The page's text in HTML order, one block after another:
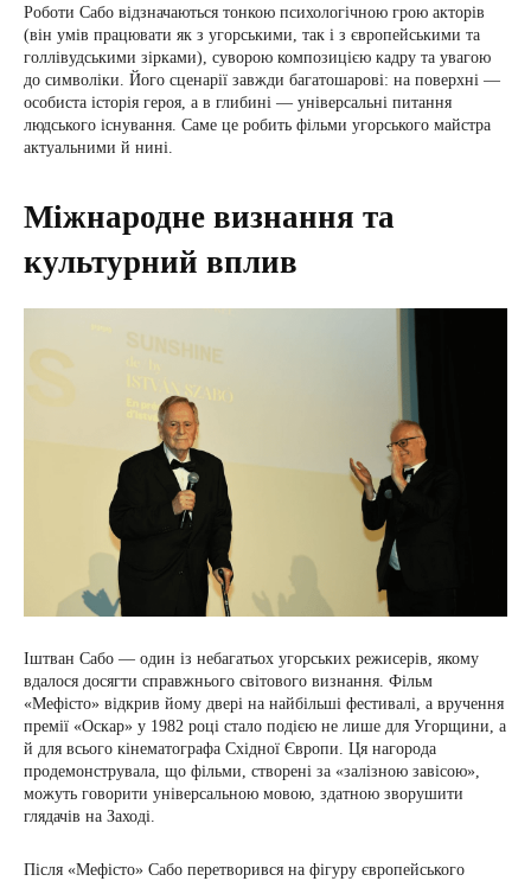
Роботи Сабо відзначаються тонкою психологічною грою акторів
(він умів працювати як з угорськими, так і з європейськими та
голлівудськими зірками), суворою композицією кадру та увагою
до символіки. Його сценарії завжди багатошарові: на поверхні —
особиста історія героя, а в глибині — універсальні питання
людського існування. Саме це робить фільми угорського майстра
актуальними й нині.
Міжнародне визнання та
культурний вплив
Іштван Сабо — один із небагатьох угорських режисерів, якому
вдалося досягти справжнього світового визнання. Фільм
«Мефісто» відкрив йому двері на найбільші фестивалі, а вручення
премії «Оскар» у 1982 році стало подією не лише для Угорщини, а
й для всього кінематографа Східної Європи. Ця нагорода
продемонструвала, що фільми, створені за «залізною завісою»,
можуть говорити універсальною мовою, здатною зворушити
глядачів на Заході.
Після «Мефісто» Сабо перетворився на фігуру європейського